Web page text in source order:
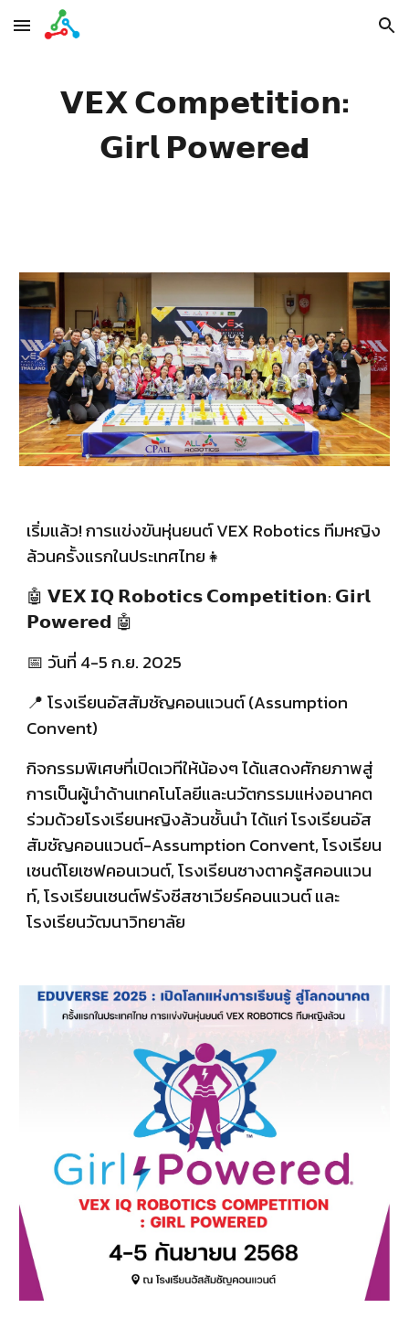
Skip to main content Skip to navigation
𝗩𝗘𝗫 𝗖𝗼𝗺𝗽𝗲𝘁𝗶𝘁𝗶𝗼𝗻:
𝗚𝗶𝗿𝗹 𝗣𝗼𝘄𝗲𝗿𝗲d
เริ่มแล้ว! การแข่งขันหุ่นยนต์ VEX Robotics ทีมหญิง
ล้วนครั้งแรกในประเทศไทย👧
🤖 𝗩𝗘𝗫 𝗜𝗤 𝗥𝗼𝗯𝗼𝘁𝗶𝗰𝘀 𝗖𝗼𝗺𝗽𝗲𝘁𝗶𝘁𝗶𝗼𝗻: 𝗚𝗶𝗿𝗹
𝗣𝗼𝘄𝗲𝗿𝗲𝗱 🤖
📅 วันที่ 4-5 ก.ย. 2025
📍 โรงเรียนอัสสัมชัญคอนแวนต์ (Assumption
Convent)
กิจกรรมพิเศษที่เปิดเวทีให้น้องๆ ได้แสดงศักยภาพสู่
การเป็นผู้นำด้านเทคโนโลยีและนวัตกรรมแห่งอนาคต
ร่วมด้วยโรงเรียนหญิงล้วนชั้นนำ ได้แก่ โรงเรียนอัส
สัมชัญคอนแวนต์-Assumption Convent, โรงเรียน
เซนต์โยเซฟคอนเวนต์, โรงเรียนซางตาครู้สคอนแวน
ท์, โรงเรียนเซนต์ฟรังซีสซาเวียร์คอนแวนต์ และ
โรงเรียนวัฒนาวิทยาลัย